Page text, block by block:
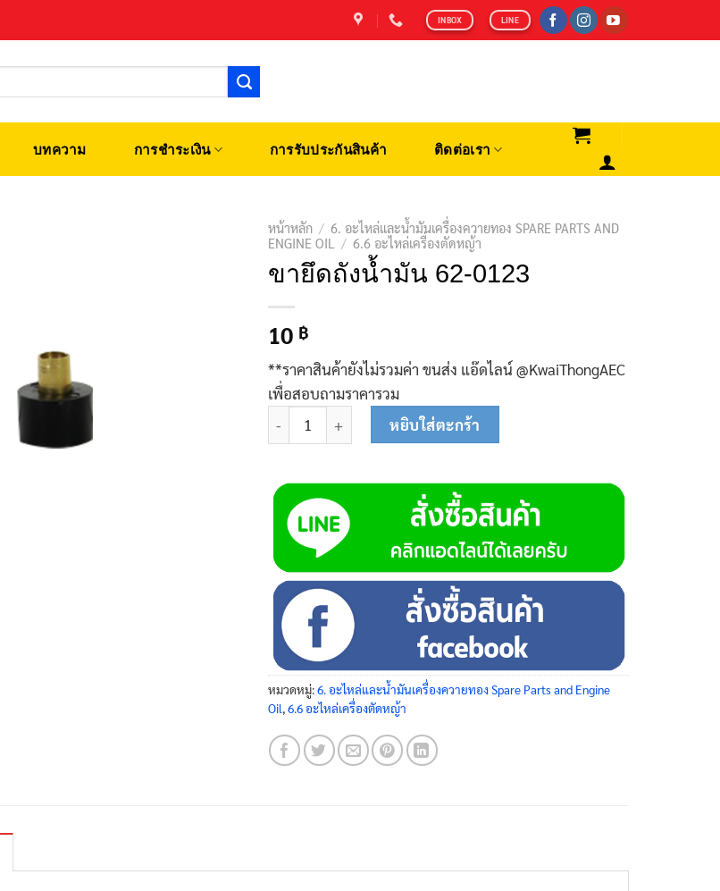
INBOX LINE
บทความ การชำระเงิน การรับประกันสินค้า ติดต่อเรา
หน้าหลัก / 6. อะไหล่และน้ำมันเครื่องควายทอง SPARE PARTS AND
ENGINE OIL
/ 6.6 อะไหล่เครื่องตัดหญ้า
ขายึดถังน้ำมัน 62-0123
10 ฿
**ราคาสินค้ายังไม่รวมค่า ขนส่ง แอ๊ดไลน์ @KwaiThongAEC
เพื่อสอบถามราคารวม
จำนวน ขายึดถังน้ำมัน 62-0123 ชิ้น
หยิบใส่ตะกร้า
หมวดหมู่:6. อะไหล่และน้ำมันเครื่องควายทอง Spare Parts and Engine
Oil,6.6 อะไหล่เครื่องตัดหญ้า